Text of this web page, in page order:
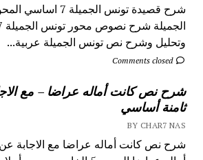
وتحليل وشرح نص تونس الجميلة عربية...
Comments closed
شرح نص كانت أماله عراضا – مع
ثامنة أساسي
BY CHAR7 NAS
شرح نص كانت أماله عراضا مع الاجابة